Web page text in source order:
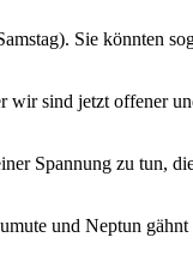
Sie könnten
wir sind jetzt offener
Spannung zu tun,
und Neptun